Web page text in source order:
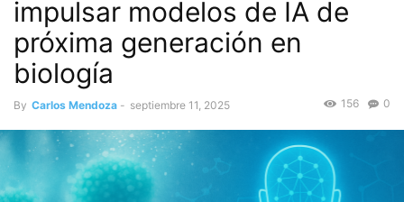
impulsar modelos de IA de
próxima generación en
biología
By Carlos Mendoza - septiembre 11, 2025 0
156